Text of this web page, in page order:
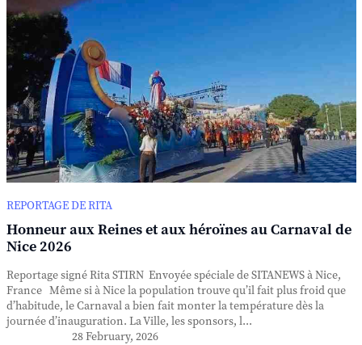
REPORTAGE DE RITA
Honneur aux Reines et aux héroïnes au Carnaval de
Nice 2026
Reportage signé Rita STIRN Envoyée spéciale de SITANEWS à Nice,
France Même si à Nice la population trouve qu’il fait plus froid que
d’habitude, le Carnaval a bien fait monter la température dès la
journée d’inauguration. La Ville, les sponsors, l...
28 February, 2026